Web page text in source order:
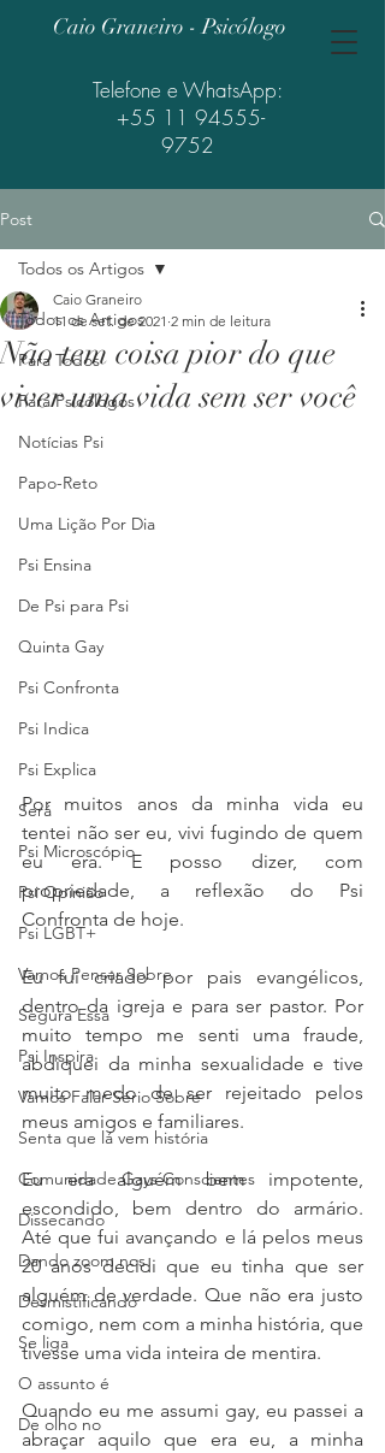
Caio Graneiro - Psicólogo
Telefone e WhatsApp:
+55 11 94555-
9752
Post
Todos os Artigos
Para Todos
Para Psicólogos
Notícias Psi
Papo-Reto
Uma Lição Por Dia
Psi Ensina
De Psi para Psi
Quinta Gay
Psi Confronta
Psi Indica
Psi Explica
Será
Psi Microscópio
Psi Opinião
Psi LGBT+
Vamos Pensar Sobre
Segura Essa
Psi Inspira
Vamos Falar Sério Sobre
Senta que lá vem história
Comunidade Gays Conscientes
Dissecando
Dando zoom nos
Desmistificando
Se liga
O assunto é
De olho no
Todos os Artigos
Não tem coisa pior do que
viver uma vida sem ser você
Caio Graneiro
11 de set. de 2021 2 min de leitura
Por muitos anos da minha vida eu
tentei não ser eu, vivi fugindo de quem
eu era. E posso dizer, com
propriedade, a reflexão do Psi
Confronta de hoje.
Eu fui criado por pais evangélicos,
dentro da igreja e para ser pastor. Por
muito tempo me senti uma fraude,
abdiquei da minha sexualidade e tive
muito medo de ser rejeitado pelos
meus amigos e familiares.
Eu era alguém bem impotente,
escondido, bem dentro do armário.
Até que fui avançando e lá pelos meus
20 anos decidi que eu tinha que ser
alguém de verdade. Que não era justo
comigo, nem com a minha história, que
tivesse uma vida inteira de mentira.
Quando eu me assumi gay, eu passei a
abraçar aquilo que era eu, a minha